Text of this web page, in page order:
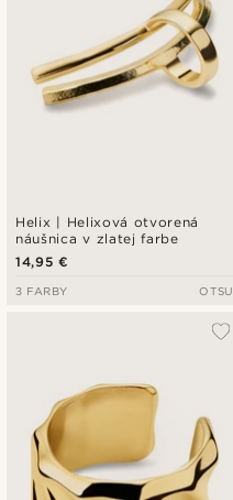
Helix | Helixová otvorená
náušnica v zlatej farbe
14,95 €
3 FARBY OTSU